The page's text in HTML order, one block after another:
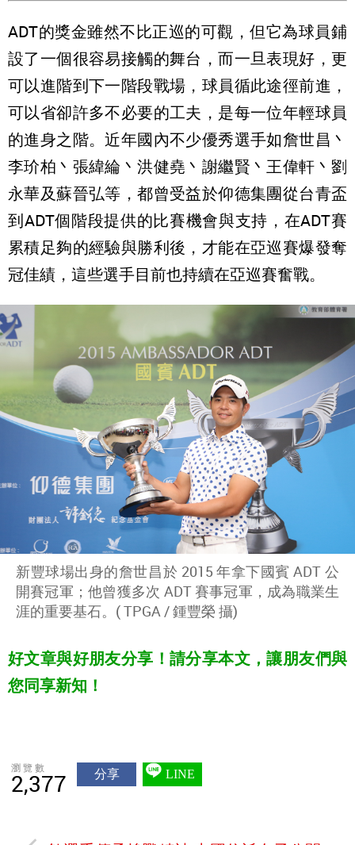
ADT的獎金雖然不比正巡的可觀，但它為球員鋪
設了一個很容易接觸的舞台，而一旦表現好，更
可以進階到下一階段戰場，球員循此途徑前進，
可以省卻許多不必要的工夫，是每一位年輕球員
的進身之階。近年國內不少優秀選手如詹世昌丶
李玠柏丶張緯綸丶洪健堯丶謝繼賢丶王偉軒丶劉
永華及蘇晉弘等，都曾受益於仰德集團從台青盃
到ADT個階段提供的比賽機會與支持，在ADT賽
累積足夠的經驗與勝利後，才能在亞巡賽爆發奪
冠佳績，這些選手目前也持續在亞巡賽奮戰。
新豐球場出身的詹世昌於 2015 年拿下國賓 ADT 公
開賽冠軍；他曾獲多次 ADT 賽事冠軍，成為職業生
涯的重要基石。( TPGA / 鍾豐榮 攝)
好文章與好朋友分享！請分享本文，讓朋友們與
您同享新知！
瀏覽數
2,377 分享 LINE